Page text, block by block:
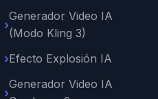
Generador Video IA
(Modo Kling 3)
Efecto Explosión IA
Generador Video IA